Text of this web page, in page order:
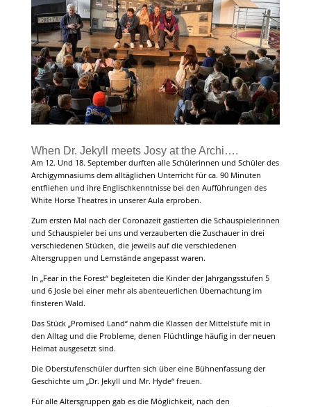
When Dr. Jekyll meets Josy at the Archi….
Am 12. Und 18. September durften alle Schülerinnen und Schüler des
Archigymnasiums dem alltäglichen Unterricht für ca. 90 Minuten
entfliehen und ihre Englischkenntnisse bei den Aufführungen des
White Horse Theatres in unserer Aula erproben.
Zum ersten Mal nach der Coronazeit gastierten die Schauspielerinnen
und Schauspieler bei uns und verzauberten die Zuschauer in drei
verschiedenen Stücken, die jeweils auf die verschiedenen
Altersgruppen und Lernstände angepasst waren.
In „Fear in the Forest“ begleiteten die Kinder der Jahrgangsstufen 5
und 6 Josie bei einer mehr als abenteuerlichen Übernachtung im
finsteren Wald.
Das Stück „Promised Land“ nahm die Klassen der Mittelstufe mit in
den Alltag und die Probleme, denen Flüchtlinge häufig in der neuen
Heimat ausgesetzt sind.
Die Oberstufenschüler durften sich über eine Bühnenfassung der
Geschichte um „Dr. Jekyll und Mr. Hyde“ freuen.
Für alle Altersgruppen gab es die Möglichkeit, nach den